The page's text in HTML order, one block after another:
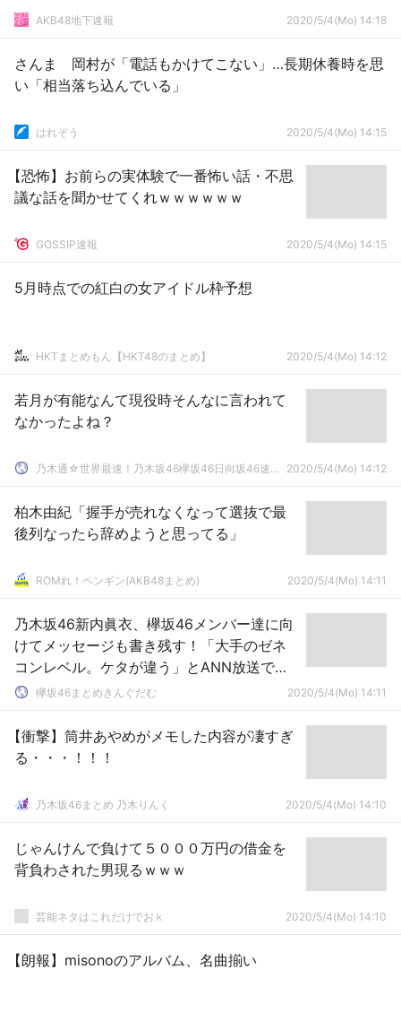
AKB48地下速報 2020/5/4(Mo) 14:18
さんま 岡村が「電話もかけてこない」…長期休養時を思
い「相当落ち込んでいる」
はれぞう 2020/5/4(Mo) 14:15
【恐怖】お前らの実体験で一番怖い話・不思
議な話を聞かせてくれｗｗｗｗｗｗ
GOSSIP速報 2020/5/4(Mo) 14:15
5月時点での紅白の女アイドル枠予想
HKTまとめもん【HKT48のまとめ】 2020/5/4(Mo) 14:12
若月が有能なんて現役時そんなに言われて
なかったよね？
乃木通☆世界最速！乃木坂46欅坂46日向坂46速報まとめ 2020/5/4(Mo) 14:12
柏木由紀「握手が売れなくなって選抜で最
後列なったら辞めようと思ってる」
ROMれ！ペンギン(AKB48まとめ) 2020/5/4(Mo) 14:11
乃木坂46新内眞衣、欅坂46メンバー達に向
けてメッセージも書き残す！「大手のゼネ
コンレベル。ケタが違う」とANN放送で語
った”あつ森”土生瑞穂の島「ハブランド」を
欅坂46まとめきんぐだむ 2020/5/4(Mo) 14:11
【衝撃】筒井あやめがメモした内容が凄すぎ
る・・・！！！
乃木坂46まとめ 乃木りんく 2020/5/4(Mo) 14:10
じゃんけんで負けて５０００万円の借金を
背負わされた男現るｗｗｗ
芸能ネタはこれだけでおｋ 2020/5/4(Mo) 14:10
【朗報】misonoのアルバム、名曲揃い